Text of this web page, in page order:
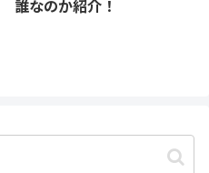
誰なのか紹介！